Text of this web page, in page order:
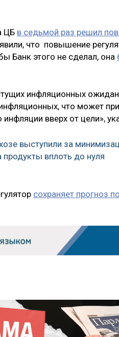
ЦБ в седьмой раз решил
что повышение
Банк этого не сделал, она
инфляционных
что может
вверх от цели»,
выступили за
продукты вплоть до нуля
сохраняет прогноз